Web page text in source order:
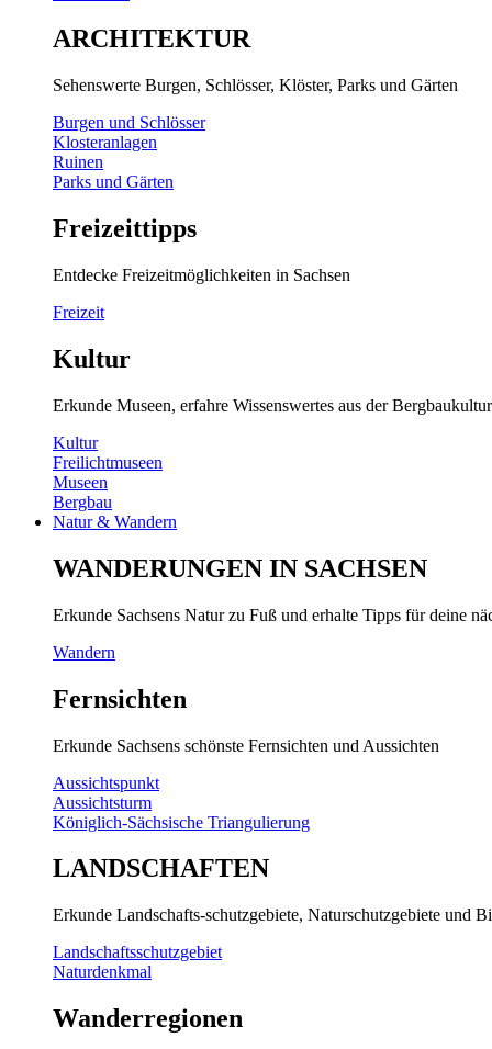
ARCHITEKTUR
Sehenswerte Burgen, Schlösser, Klöster, Parks und Gärten
Burgen und Schlösser
Klosteranlagen
Ruinen
Parks und Gärten
Freizeittipps
Entdecke Freizeitmöglichkeiten in Sachsen
Freizeit
Kultur
Erkunde Museen, erfahre Wissenswertes aus der
Kultur
Freilichtmuseen
Museen
Bergbau
Natur & Wandern
WANDERUNGEN IN SACHSEN
Erkunde Sachsens Natur zu Fuß und erhalte Tipps für deine
Wandern
Fernsichten
Erkunde Sachsens schönste Fernsichten und Aussichten
Aussichtspunkt
Aussichtsturm
Königlich-Sächsische Triangulierung
LANDSCHAFTEN
Erkunde Landschafts-schutzgebiete, Naturschutzgebiete und
Landschaftsschutzgebiet
Naturdenkmal
Wanderregionen